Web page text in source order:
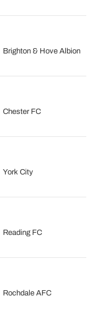
Brighton & Hove Albion
Chester FC
York City
Reading FC
Rochdale AFC